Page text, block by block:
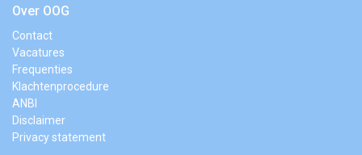
Over OOG
Contact
Vacatures
Frequenties
Klachtenprocedure
ANBI
Disclaimer
Privacy statement